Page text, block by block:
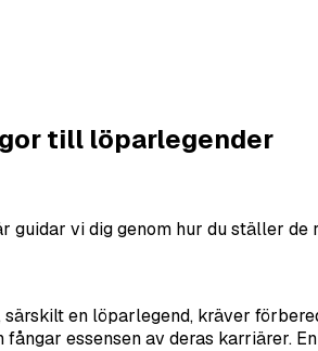
till löparlegender
guidar vi dig genom hur du ställer
en löparlegend, kräver
essensen av deras karriärer.